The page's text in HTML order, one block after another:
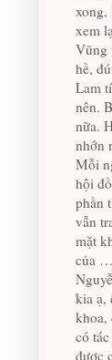
xong,
xem
Vũng
hề,
Lam
nên.
nữa.
nhớn
Mỗi
hội
phần
vẫn
mặt
của
kia ạ,
khoa,
có
được